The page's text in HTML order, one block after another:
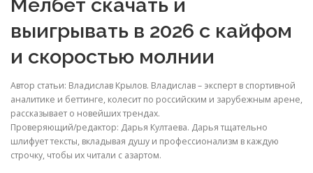
Мелбет скачать и
выигрывать в 2026 с кайфом
и скоростью молнии
Автор статьи: Владислав Крылов. Владислав – эксперт в спортивной
аналитике и беттинге, колесит по российским и зарубежным арене,
рассказывает о новейших трендах.
Проверяющий/редактор: Дарья Култаева. Дарья тщательно
шлифует тексты, вкладывая душу и профессионализм в каждую
строчку, чтобы их читали с азартом.